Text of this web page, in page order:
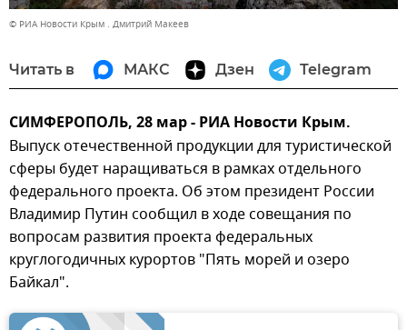
© РИА Новости Крым . Дмитрий Макеев
Читать в МАКС Дзен Telegram
СИМФЕРОПОЛЬ, 28 мар - РИА Новости Крым.
Выпуск отечественной продукции для туристической
сферы будет наращиваться в рамках отдельного
федерального проекта. Об этом президент России
Владимир Путин сообщил в ходе совещания по
вопросам развития проекта федеральных
круглогодичных курортов "Пять морей и озеро
Байкал".